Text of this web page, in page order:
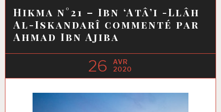
Hikma n°21 – Ibn ‘Atâ’i -Llâh
Al-Iskandarî commenté par
Ahmad Ibn Ajiba
26
AVR
2020